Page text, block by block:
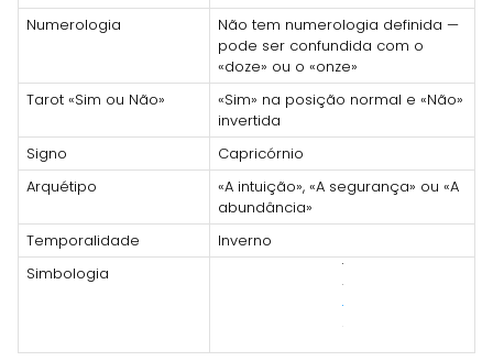
Numerologia
Não tem numerologia definida —
pode ser confundida com o
«doze» ou o «onze»
Tarot «Sim ou Não»
«Sim» na posição normal e «Não»
invertida
Signo
Capricórnio
Arquétipo
«A intuição», «A segurança» ou «A
abundância»
Temporalidade
Inverno
Simbologia